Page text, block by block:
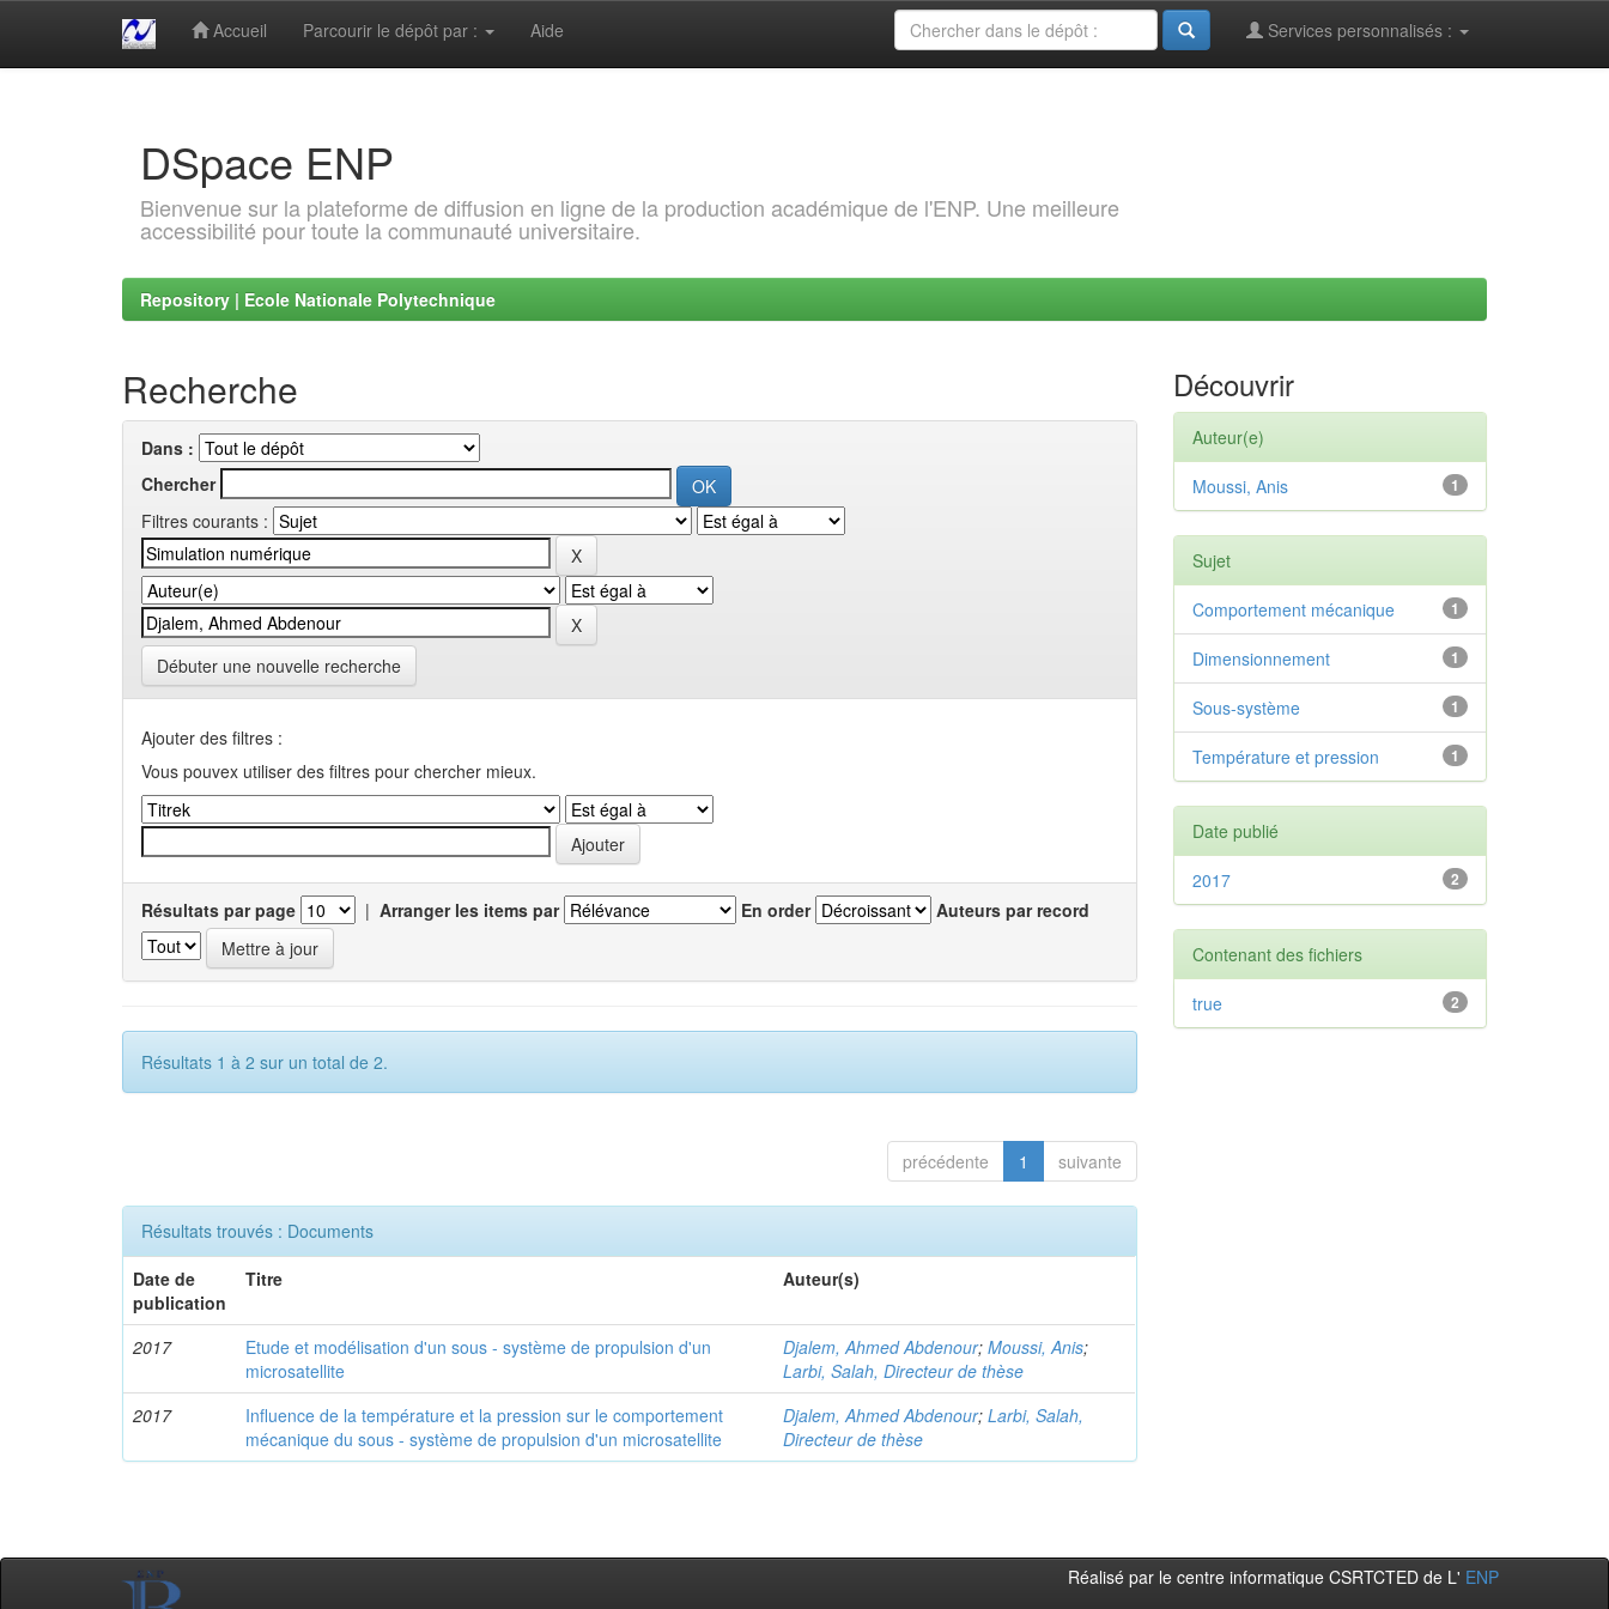
Accueil Parcourir le dépôt par : Aide Services personnalisés :
DSpace ENP
Bienvenue sur la plateforme de diffusion en ligne de la production académique de l'ENP. Une meilleure
accessibilité pour toute la communauté universitaire.
Repository | Ecole Nationale Polytechnique
Recherche
Dans :
Chercher
Filtres courants :
Débuter une nouvelle recherche
Ajouter des filtres :
Vous pouvex utiliser des filtres pour chercher mieux.
Résultats par page | Arranger les items par En order Auteurs par record
Résultats 1 à 2 sur un total de 2.
précédente 1 suivante
Résultats trouvés : Documents
Date de
publication
Titre Auteur(s)
2017
Etude et modélisation d'un sous - système de propulsion d'un
microsatellite
Djalem, Ahmed Abdenour;Moussi, Anis;
Larbi, Salah, Directeur de thèse
2017
Influence de la température et la pression sur le comportement
mécanique du sous - système de propulsion d'un microsatellite
Djalem, Ahmed Abdenour;Larbi, Salah,
Directeur de thèse
Découvrir
Auteur(e)
1
Moussi, Anis
Sujet
1
Comportement mécanique
1
Dimensionnement
1
Sous-système
1
Température et pression
Date publié
2
2017
Contenant des fichiers
2
true
Réalisé par le centre informatique CSRTCTED de L' ENP